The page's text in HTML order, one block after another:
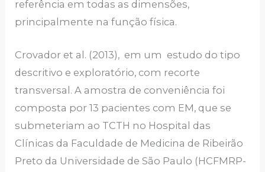
referência em todas as dimensões,
principalmente na função física.
Crovador et al. (2013), em um estudo do tipo
descritivo e exploratório, com recorte
transversal. A amostra de conveniência foi
composta por 13 pacientes com EM, que se
submeteriam ao TCTH no Hospital das
Clínicas da Faculdade de Medicina de Ribeirão
Preto da Universidade de São Paulo (HCFMRP-